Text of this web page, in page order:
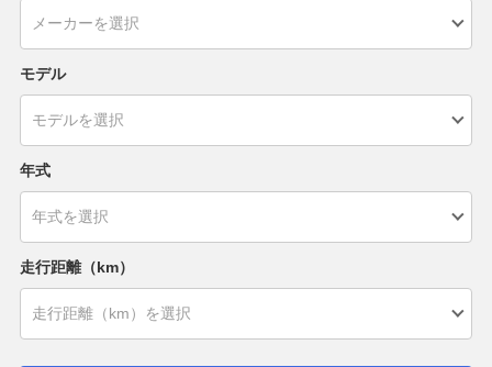
モデル
年式
走行距離（km）